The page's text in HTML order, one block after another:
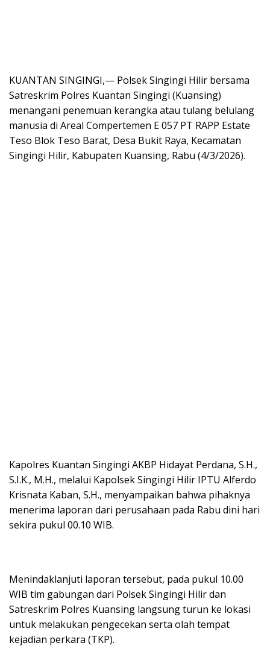
KUANTAN SINGINGI,— Polsek Singingi Hilir bersama
Satreskrim Polres Kuantan Singingi (Kuansing)
menangani penemuan kerangka atau tulang belulang
manusia di Areal Compertemen E 057 PT RAPP Estate
Teso Blok Teso Barat, Desa Bukit Raya, Kecamatan
Singingi Hilir, Kabupaten Kuansing, Rabu (4/3/2026).
Kapolres Kuantan Singingi AKBP Hidayat Perdana, S.H.,
S.I.K., M.H., melalui Kapolsek Singingi Hilir IPTU Alferdo
Krisnata Kaban, S.H., menyampaikan bahwa pihaknya
menerima laporan dari perusahaan pada Rabu dini hari
sekira pukul 00.10 WIB.
Menindaklanjuti laporan tersebut, pada pukul 10.00
WIB tim gabungan dari Polsek Singingi Hilir dan
Satreskrim Polres Kuansing langsung turun ke lokasi
untuk melakukan pengecekan serta olah tempat
kejadian perkara (TKP).